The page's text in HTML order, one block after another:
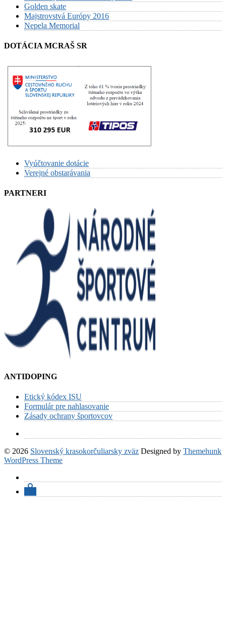
Golden skate
Majstrovstvá Európy 2016
Nepela Memorial
DOTÁCIA MCRAŠ SR
Vyúčtovanie dotácie
Verejné obstarávania
PARTNERI
ANTIDOPING
Etický kódex ISU
Formulár pre nahlasovanie
Zásady ochrany športovcov
© 2026 Slovenský krasokorčuliarsky zväz Designed by Themehunk
WordPress Theme